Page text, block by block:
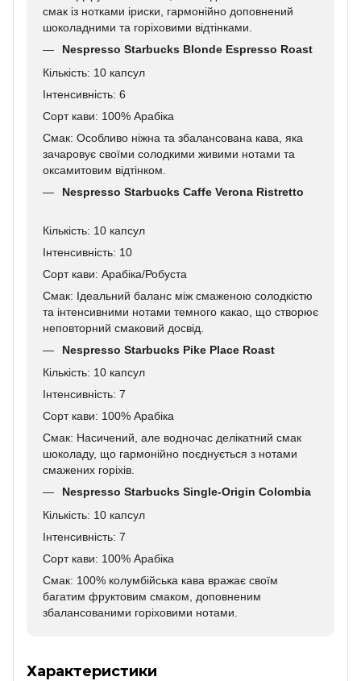
смак із нотками іриски, гармонійно доповнений
шоколадними та горіховими відтінками.
Nespresso Starbucks Blonde Espresso Roast
Кількість: 10 капсул
Інтенсивність: 6
Сорт кави: 100% Арабіка
Смак: Особливо ніжна та збалансована кава, яка
зачаровує своїми солодкими живими нотами та
оксамитовим відтінком.
Nespresso Starbucks Caffe Verona Ristretto
Кількість: 10 капсул
Інтенсивність: 10
Сорт кави: Арабіка/Робуста
Смак: Ідеальний баланс між смаженою солодкістю
та інтенсивними нотами темного какао, що створює
неповторний смаковий досвід.
Nespresso Starbucks Pike Place Roast
Кількість: 10 капсул
Інтенсивність: 7
Сорт кави: 100% Арабіка
Смак: Насичений, але водночас делікатний смак
шоколаду, що гармонійно поєднується з нотами
смажених горіхів.
Nespresso Starbucks Single-Origin Colombia
Кількість: 10 капсул
Інтенсивність: 7
Сорт кави: 100% Арабіка
Смак: 100% колумбійська кава вражає своїм
багатим фруктовим смаком, доповненим
збалансованими горіховими нотами.
Характеристики